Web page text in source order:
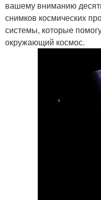
вашему вниманию
снимков космических
системы, которые
окружающий космос.